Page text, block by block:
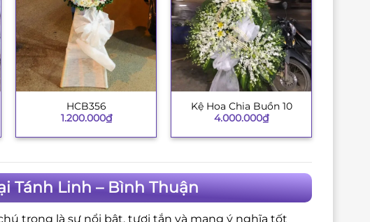
HCB356
1.200.000₫
+Kệ Hoa Chia Buồn 10
4.000.000₫
Tánh Linh – Bình Thuận
trọng là sự nổi bật, tươi tắn và mang ý nghĩa tốt